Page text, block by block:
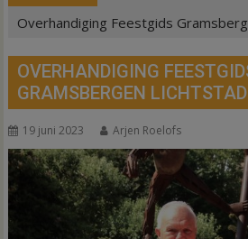
Overhandiging Feestgids
OVERHANDIGING
GRAMSBERGEN LICHTSTAD
19 juni 2023 Arjen Roelofs